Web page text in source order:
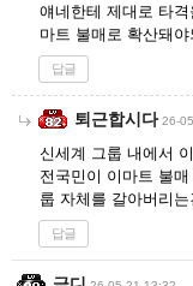
얘네한테 제대로 타
마트 불매로 확산돼야
답글
퇴근합시다 26-
신세계 그룹 내에서
전국민이 이마트 불
룹 자체를 갈아버리
답글